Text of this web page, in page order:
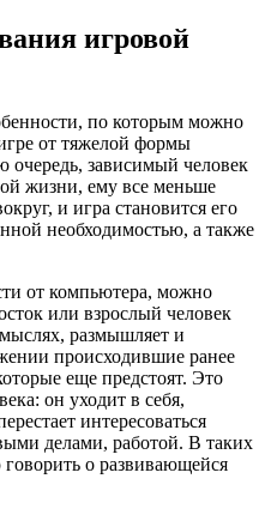
игровой
по которым можно
от тяжелой формы
очередь, зависимый человек
жизни, ему все меньше
и игра становится его
необходимостью, а также
от компьютера, можно
или взрослый человек
размышляет и
происходившие ранее
еще предстоят. Это
он уходит в себя,
интересоваться
делами, работой. В таких
о развивающейся